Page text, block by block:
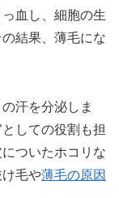
血し、細胞の生
結果、薄毛にな
汗を分泌しま
しての役割も担
ついたホコリな
毛や薄毛の原因